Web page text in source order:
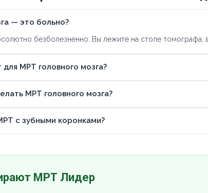
— это больно?
безболезненно. Вы лежите на столе
МРТ головного мозга?
МРТ головного мозга?
с зубными коронками?
МРТ Лидер